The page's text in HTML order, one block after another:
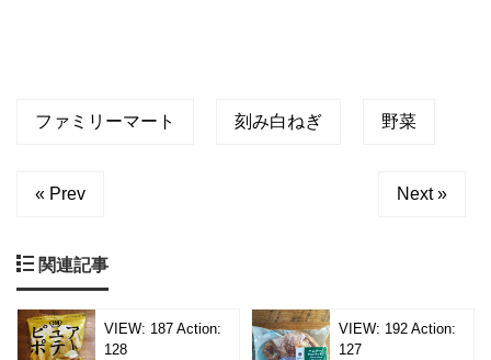
ファミリーマート 刻み白ねぎ 野菜
« Prev Next »
関連記事
VIEW: 187 Action:
128
VIEW: 192 Action:
127